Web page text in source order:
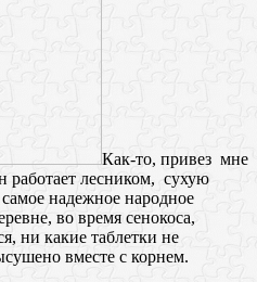
Как-то, привез мне
работает лесником, сухую
надежное народное
во время сенокоса,
ни какие таблетки не
вместе с корнем.